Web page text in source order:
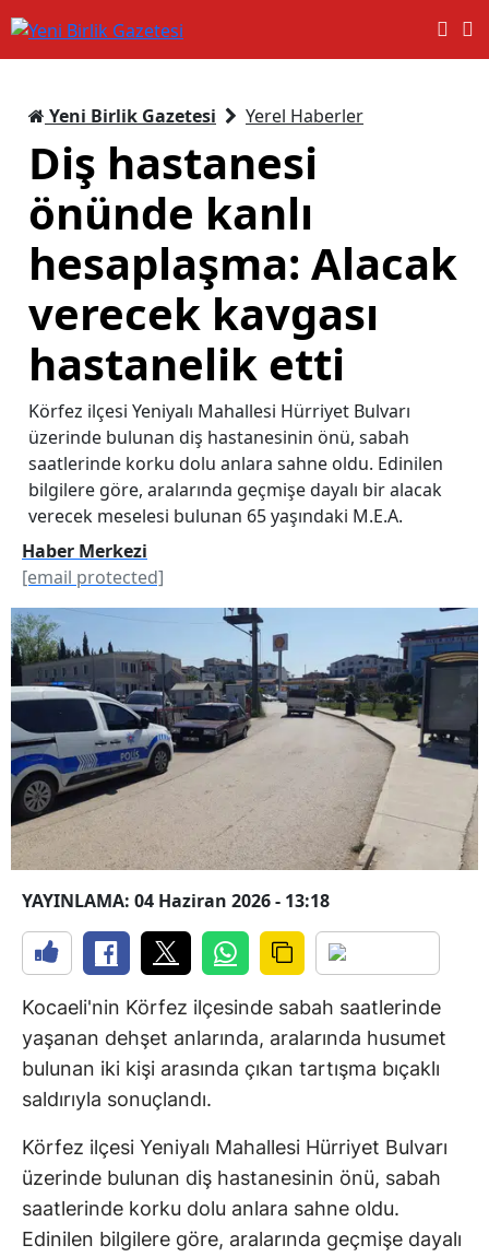
Yeni Birlik Gazetesi Yerel Haberler
Diş hastanesi
önünde kanlı
hesaplaşma: Alacak
verecek kavgası
hastanelik etti
Körfez ilçesi Yeniyalı Mahallesi Hürriyet Bulvarı
üzerinde bulunan diş hastanesinin önü, sabah
saatlerinde korku dolu anlara sahne oldu. Edinilen
bilgilere göre, aralarında geçmişe dayalı bir alacak
verecek meselesi bulunan 65 yaşındaki M.E.A.
Haber Merkezi
[email protected]
YAYINLAMA: 04 Haziran 2026 - 13:18
Kocaeli'nin Körfez ilçesinde sabah saatlerinde
yaşanan dehşet anlarında, aralarında husumet
bulunan iki kişi arasında çıkan tartışma bıçaklı
saldırıyla sonuçlandı.
Körfez ilçesi Yeniyalı Mahallesi Hürriyet Bulvarı
üzerinde bulunan diş hastanesinin önü, sabah
saatlerinde korku dolu anlara sahne oldu.
Edinilen bilgilere göre, aralarında geçmişe dayalı